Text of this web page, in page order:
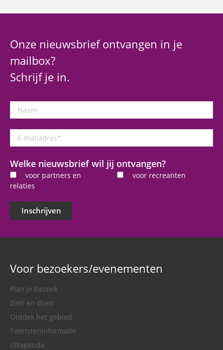
Onze nieuwsbrief ontvangen in je
mailbox?
Schrijf je in.
Naam
mailadres
Welke nieuwsbrief wil jij ontvangen?
voor partners en
relaties
voor recreanten
Inschrijven
Voor bezoekers/evenementen
Plan je bezoek
Zien en doen
Ontdek het gebied
Toeristeninformatie
Uitagenda